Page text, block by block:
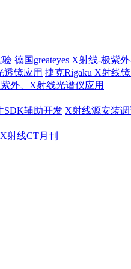
验 德国greateyes X射线-极紫
透镜应用 捷克Rigaku X射线
外、X射线光谱仪应用
SDK辅助开发 X射线源安装
射线CT月刊